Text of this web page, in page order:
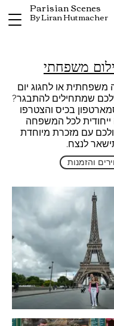
Parisian Scenes
By Liran Hutmacher
משפחתי
או לחגוג יום
שמתחילים להתבגר?
בכיס והצטרפו
ייחודית לכל המשפחה
עם מזכרת מיוחדת
לנצח.
והזמנות